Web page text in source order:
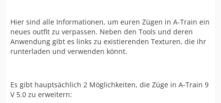
Hier sind alle Informationen, um euren Zügen in A-Train ein
neues outfit zu verpassen. Neben den Tools und deren
Anwendung gibt es links zu existierenden Texturen, die ihr
runterladen und verwenden könnt.
Es gibt hauptsächlich 2 Möglichkeiten, die Züge in A-Train 9
V 5.0 zu erweitern: